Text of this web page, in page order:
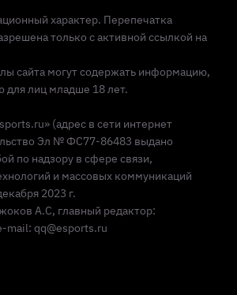
характер. Перепечатка
только с активной ссылкой на
сайта могут содержать информацию,
для лиц младше 18 лет.
(адрес в сети интернет
Эл № ФС77-86483 выдано
по надзору в сфере связи,
и массовых коммуникаций
2023 г.
А.С, главный редактор:
mail: qq@esports.ru